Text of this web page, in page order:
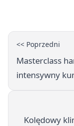
<< Poprzedni
Masterclass
intensywny
Kolędowy